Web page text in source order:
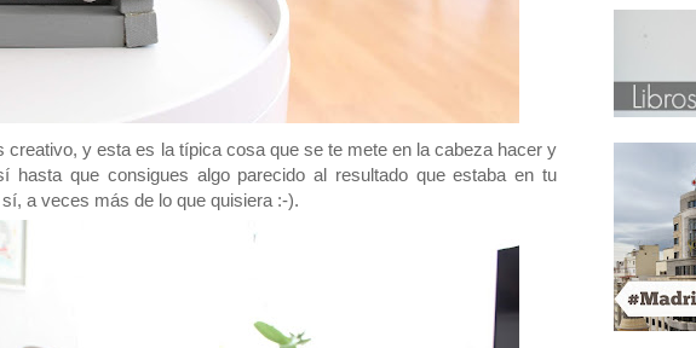
creativo, y esta es la típica cosa que se te mete en la cabeza hacer y
hasta que consigues algo parecido al resultado que estaba en tu
a veces más de lo que quisiera :-).